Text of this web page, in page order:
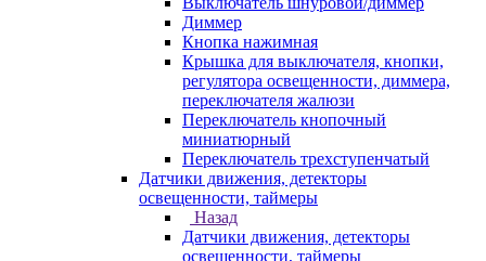
Диммер
Кнопка нажимная
Крышка для выключателя, кнопки,
регулятора освещенности, диммера,
переключателя жалюзи
Переключатель кнопочный
миниатюрный
Переключатель трехступенчатый
Датчики движения, детекторы
освещенности, таймеры
Назад
Датчики движения, детекторы
освещенности, таймеры